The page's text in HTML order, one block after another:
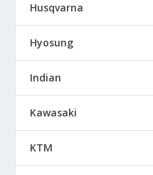
Husqvarna
Hyosung
Indian
Kawasaki
KTM